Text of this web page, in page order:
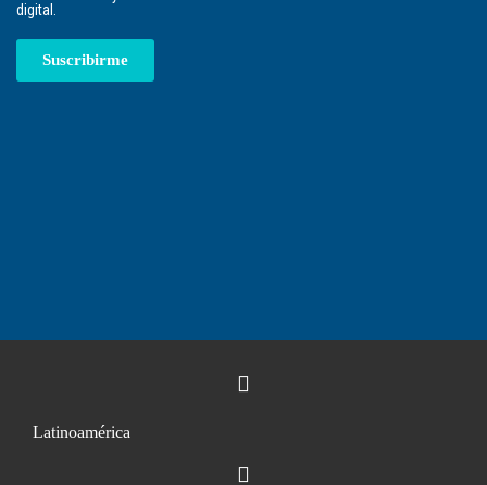
digital.
Suscribirme
Latinoamérica